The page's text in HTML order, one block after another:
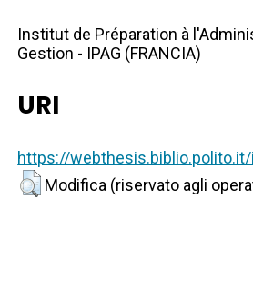
Institut de Préparation à
Gestion - IPAG (FRANCIA)
URI
https://
Modifica (riservato agli